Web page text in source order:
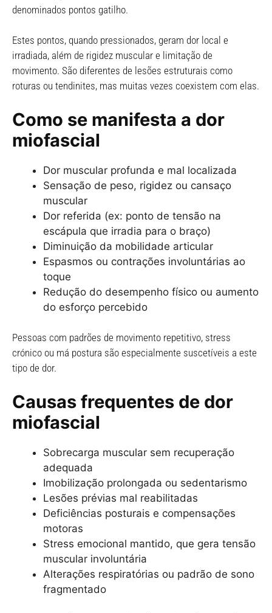
denominados pontos gatilho.
Estes pontos, quando pressionados, geram dor local e
irradiada, além de rigidez muscular e limitação de
movimento. São diferentes de lesões estruturais como
roturas ou tendinites, mas muitas vezes coexistem com elas.
Como se manifesta a dor
miofascial
Dor muscular profunda e mal localizada
Sensação de peso, rigidez ou cansaço
muscular
Dor referida (ex: ponto de tensão na
escápula que irradia para o braço)
Diminuição da mobilidade articular
Espasmos ou contrações involuntárias ao
toque
Redução do desempenho físico ou aumento
do esforço percebido
Pessoas com padrões de movimento repetitivo, stress
crónico ou má postura são especialmente suscetíveis a este
tipo de dor.
Causas frequentes de dor
miofascial
Sobrecarga muscular sem recuperação
adequada
Imobilização prolongada ou sedentarismo
Lesões prévias mal reabilitadas
Deficiências posturais e compensações
motoras
Stress emocional mantido, que gera tensão
muscular involuntária
Alterações respiratórias ou padrão de sono
fragmentado